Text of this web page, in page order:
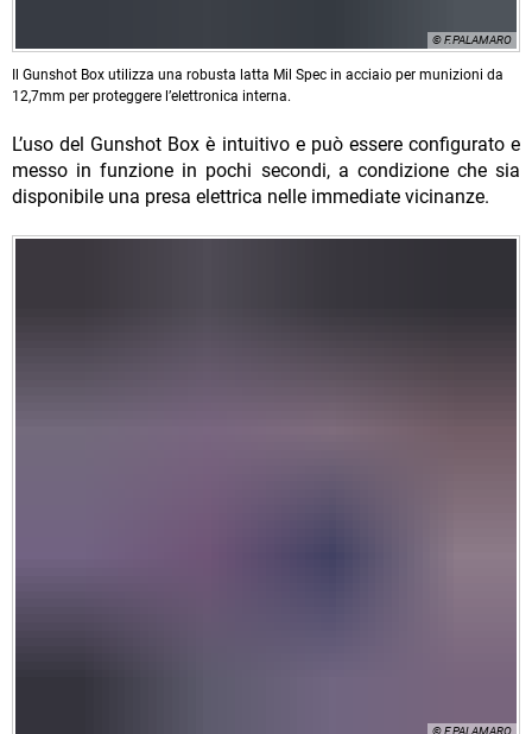
© F.PALAMARO
Il Gunshot Box utilizza una robusta latta Mil Spec in acciaio per munizioni da
12,7mm per proteggere l’elettronica interna.
L’uso del Gunshot Box è intuitivo e può essere configurato e
messo in funzione in pochi secondi, a condizione che sia
disponibile una presa elettrica nelle immediate vicinanze.
© F.PALAMARO